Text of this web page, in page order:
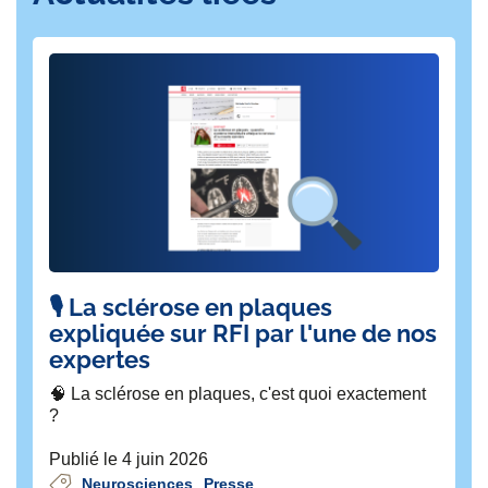
Dr Aurélien Freiherr Von Seckendorff
Centre de Ressources Biologiques
Rothschild Medical Development
Alicia Gambarini
,Neuroradiologie
interventionnelle
Sofia Mendes
Cadre supérieure de santé du CREF CRB
Coordinatrice paramédicale de la recherche en soins
infirmiers en rééducation et medicotech, Rothschild
Médical Développement.
interventionnelle
🎙️ La sclérose en plaques
expliquée sur RFI par l'une de nos
expertes
🧠 La sclérose en plaques, c'est quoi exactement
?
Publié le 4 juin 2026
Neurosciences Presse